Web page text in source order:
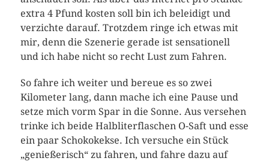
extra 4 Pfund kosten soll bin ich beleidigt und
verzichte darauf. Trotzdem ringe ich etwas mit
mir, denn die Szenerie gerade ist sensationell
und ich habe nicht so recht Lust zum Fahren.
So fahre ich weiter und bereue es so zwei
Kilometer lang, dann mache ich eine Pause und
setze mich vorm Spar in die Sonne. Aus versehen
trinke ich beide Halbliterflaschen O-Saft und esse
ein paar Schokokekse. Ich versuche ein Stück
„genießerisch“ zu fahren, und fahre dazu auf